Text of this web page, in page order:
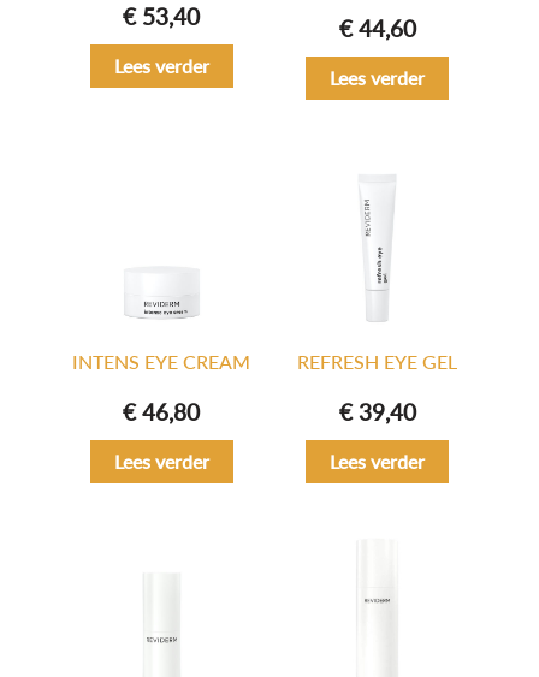
€53,40
Lees verder
€44,60
Lees verder
INTENS EYE CREAM
€46,80
Lees verder
REFRESH EYE GEL
€39,40
Lees verder